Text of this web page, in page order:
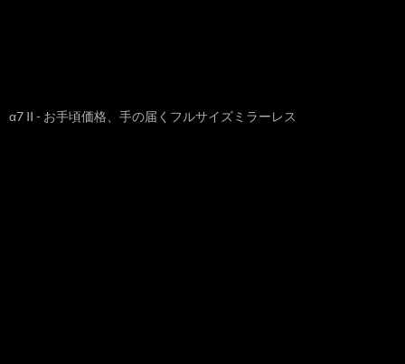
α7 II - お手頃価格、手の届くフルサイズミラーレス